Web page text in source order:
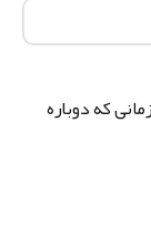
دوباره